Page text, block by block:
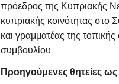
πρόεδρος της Κυπριακής
κυπριακής κοινότητας στο
και γραμματέας της
συμβουλίου
Προηγούμενες θητείες